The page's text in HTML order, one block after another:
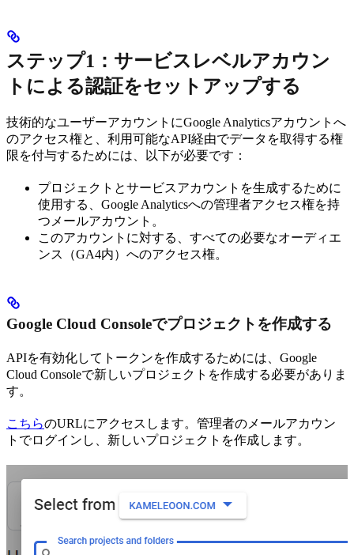
ステップ1：サービスレベルアカウン
トによる認証をセットアップする
技術的なユーザーアカウントにGoogle Analyticsアカウントへ
のアクセス権と、利用可能なAPI経由でデータを取得する権
限を付与するためには、以下が必要です：
プロジェクトとサービスアカウントを生成するために
使用する、Google Analyticsへの管理者アクセス権を持
つメールアカウント。
このアカウントに対する、すべての必要なオーディエ
ンス（GA4内）へのアクセス権。
Google Cloud Consoleでプロジェクトを作成する
APIを有効化してトークンを作成するためには、Google
Cloud Consoleで新しいプロジェクトを作成する必要がありま
す。
こちらのURLにアクセスします。管理者のメールアカウン
トでログインし、新しいプロジェクトを作成します。